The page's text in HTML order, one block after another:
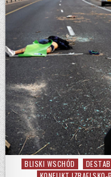
Posted in
BLISKI WSCHÓD